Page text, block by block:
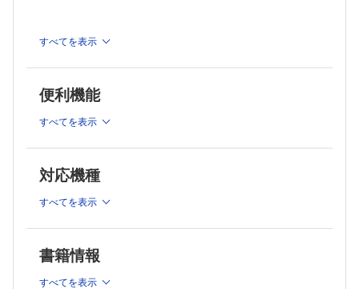
３ 赤潮はどうしておきるか
５ 魚の刺毒
６ 刺されると痛いクラゲやイソギンチャク
８ 海産毒からの薬―その原理
すべてを表示
便利機能
すべてを表示
対応機種
すべてを表示
書籍情報
すべてを表示